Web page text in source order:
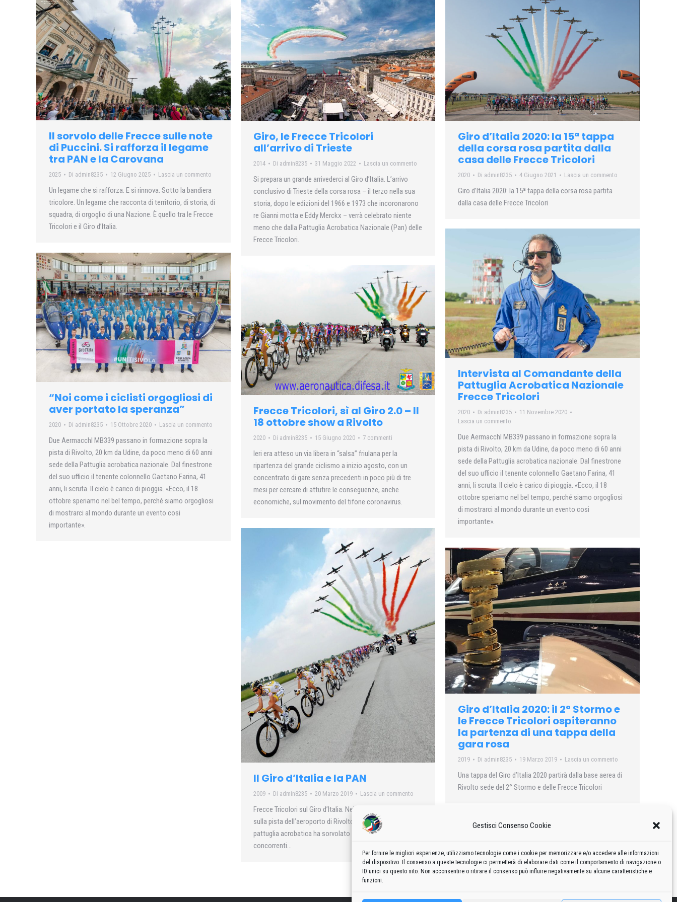
Gestisci Consenso Cookie
Per fornire le migliori esperienze, utilizziamo tecnologie come i cookie per memorizzare e/o accedere alle informazioni
del dispositivo. Il consenso a queste tecnologie ci permetterà di elaborare dati come il comportamento di navigazione o
ID unici su questo sito. Non acconsentire o ritirare il consenso può influire negativamente su alcune caratteristiche e
funzioni.
Il sorvolo delle Frecce sulle note
di Puccini. Si rafforza il legame
tra PAN e la Carovana
2025 Di admin8235 12 Giugno 2025 Lascia un commento
Un legame che si rafforza. E si rinnova. Sotto la bandiera
tricolore. Un legame che racconta di territorio, di storia, di
squadra, di orgoglio di una Nazione. È quello tra le Frecce
Tricolori e il Giro d’Italia.
Giro, le Frecce Tricolori
all’arrivo di Trieste
2014 Di admin8235 31 Maggio 2022 Lascia un commento
Si prepara un grande arrivederci al Giro d’Italia. L’arrivo
conclusivo di Trieste della corsa rosa – il terzo nella sua
storia, dopo le edizioni del 1966 e 1973 che incoronarono
re Gianni motta e Eddy Merckx – verrà celebrato niente
meno che dalla Pattuglia Acrobatica Nazionale (Pan) delle
Frecce Tricolori.
Giro d’Italia 2020: la 15ª tappa
della corsa rosa partita dalla
casa delle Frecce Tricolori
2020 Di admin8235 4 Giugno 2021 Lascia un commento
Giro d’Italia 2020: la 15ª tappa della corsa rosa partita
dalla casa delle Frecce Tricolori
Intervista al Comandante della
Pattuglia Acrobatica Nazionale
Frecce Tricolori
2020 Di admin8235
11 Novembre 2020
Lascia un commento
Due Aermacchl MB339 passano in formazione sopra la
pista di Rivolto, 20 km da Udine, da poco meno di 60 anni
sede della Pattuglia acrobatica nazionale. Dal finestrone
del suo ufficio il tenente colonnello Gaetano Farina, 41
anni, li scruta. Il cielo è carico di pioggia. «Ecco, il 18
ottobre speriamo nel bel tempo, perché siamo orgogliosi
di mostrarci al mondo durante un evento cosi
importante».
“Noi come i ciclisti orgogliosi di
aver portato la speranza”
2020 Di admin8235 15 Ottobre 2020 Lascia un commento
Due Aermacchl MB339 passano in formazione sopra la
pista di Rivolto, 20 km da Udine, da poco meno di 60 anni
sede della Pattuglia acrobatica nazionale. Dal finestrone
del suo ufficio il tenente colonnello Gaetano Farina, 41
anni, li scruta. Il cielo è carico di pioggia. «Ecco, il 18
ottobre speriamo nel bel tempo, perché siamo orgogliosi
di mostrarci al mondo durante un evento cosi
importante».
Frecce Tricolori, sì al Giro 2.0 – Il
18 ottobre show a Rivolto
2020 Di admin8235 15 Giugno 2020 7 commenti
Ieri era atteso un via libera in “salsa” friulana per la
ripartenza del grande ciclismo a inizio agosto, con un
concentrato di gare senza precedenti in poco più di tre
mesi per cercare di attutire le conseguenze, anche
economiche, sul movimento del tifone coronavirus.
Il Giro d’Italia e la PAN
2009 Di admin8235 20 Marzo 2019 Lascia un commento
Frecce Tricolori sul Giro d’Italia. Nel momento passaggio
sulla pista dell’aeroporto di Rivolto di Codroipo (Udine) la
pattuglia acrobatica ha sorvolato il ‘serpentone’ dei
concorrenti…
Giro d’Italia 2020: il 2° Stormo e
le Frecce Tricolori ospiteranno
la partenza di una tappa della
gara rosa
2019 Di admin8235 19 Marzo 2019 Lascia un commento
Una tappa del Giro d’Italia 2020 partirà dalla base aerea di
Rivolto sede del 2° Stormo e delle Frecce Tricolori